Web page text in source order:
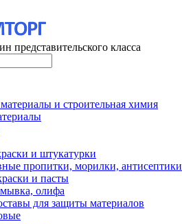
представительского класса
и строительная химия
и штукатурки
пропитки, морилки, антисептики
и пасты
олифа
для защиты материалов